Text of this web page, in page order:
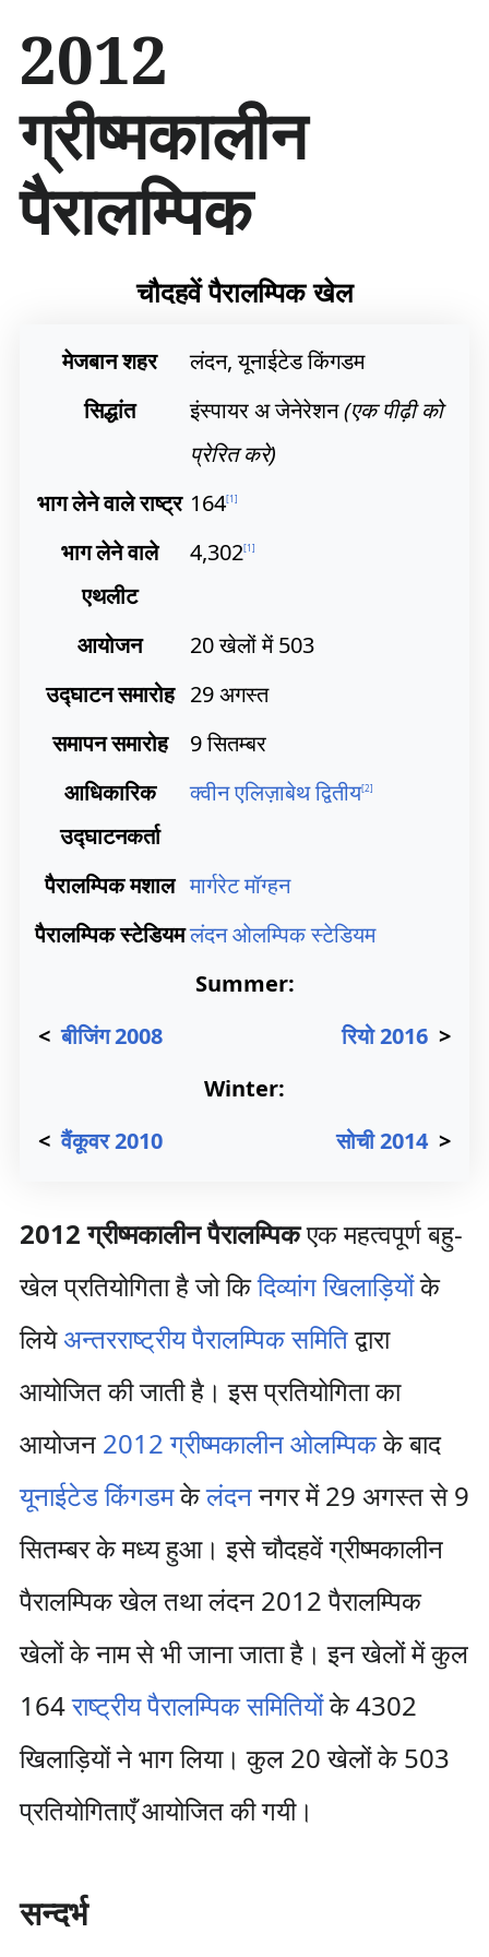
म
ग्री
प
जा
2012
ग्रीष्मकालीन
पैरालम्पिक
चौदहवें पैरालम्पिक खेल
मेजबान शहर
लंदन, यूनाईटेड किंगडम
सिद्धांत
इंस्पायर अ जेनेरेशन(एक पीढ़ी को
प्रेरित करे)
भाग लेने वाले राष्ट्र 164[1]
भाग लेने वाले
एथलीट
4,302[1]
आयोजन
20 खेलों में 503
उद्घाटन समारोह 29 अगस्त
समापन समारोह
9 सितम्बर
आधिकारिक
उद्घाटनकर्ता
क्वीन एलिज़ाबेथ द्वितीय[2]
पैरालम्पिक मशाल मार्गरेट मॉग्हन
पैरालम्पिक स्टेडियमलंदन ओलम्पिक स्टेडियम
Summer:
<बीजिंग 2008 रियो 2016 >
Winter:
<वैंकूवर 2010 सोची 2014 >
2012 ग्रीष्मकालीन पैरालम्पिकएक महत्वपूर्ण बहु-
खेल प्रतियोगिता है जो किदिव्यांग खिलाड़ियोंके
लियेअन्तरराष्ट्रीय पैरालम्पिक समितिद्वारा
आयोजित की जाती है। इस प्रतियोगिता का
आयोजन 2012 ग्रीष्मकालीन ओलम्पिकके बाद
यूनाईटेड किंगडमकेलंदननगर में 29 अगस्त से 9
सितम्बर के मध्य हुआ। इसे चौदहवें ग्रीष्मकालीन
पैरालम्पिक खेल तथा लंदन 2012 पैरालम्पिक
खेलों के नाम से भी जाना जाता है। इन खेलों में कुल
164राष्ट्रीय पैरालम्पिक समितियोंके 4302
खिलाड़ियों ने भाग लिया। कुल 20 खेलों के 503
प्रतियोगिताएँ आयोजित की गयी।
सन्दर्भ